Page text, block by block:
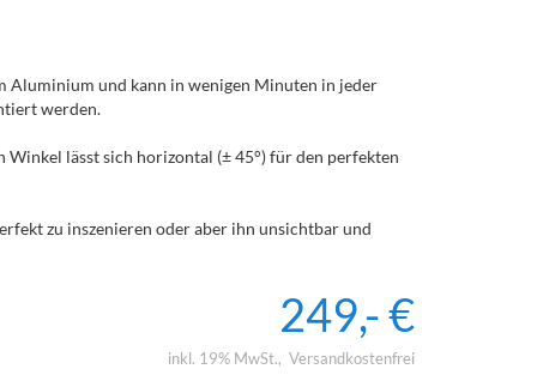
Aluminium und kann in wenigen Minuten in jeder
werden.
Winkel lässt sich horizontal (± 45°) für den perfekten
zu inszenieren oder aber ihn unsichtbar und
249,- €
inkl. 19% MwSt. Versandkostenfrei